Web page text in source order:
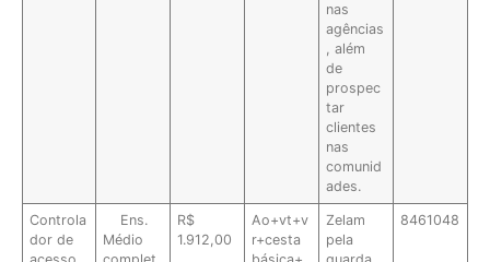
nas
agências
, além
de
prospec
tar
clientes
nas
comunid
ades.
Controla
dor de
Ens.
Médio
R$
1.912,00
Ao+vt+v
r+cesta
Zelam
pela
8461048